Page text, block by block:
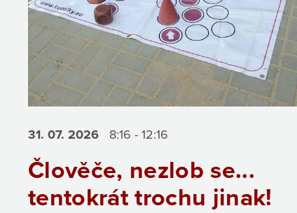
31. 07. 2026 8:16 - 12:16
Člověče, nezlob se...
tentokrát trochu jinak!